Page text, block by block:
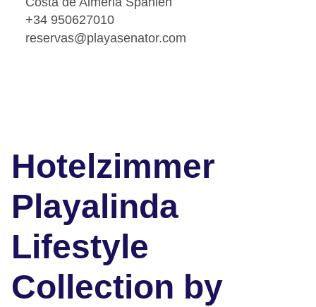
+34 950627010
reservas@playasenator.com
Hotelzimmer
Playalinda
Lifestyle
Collection by